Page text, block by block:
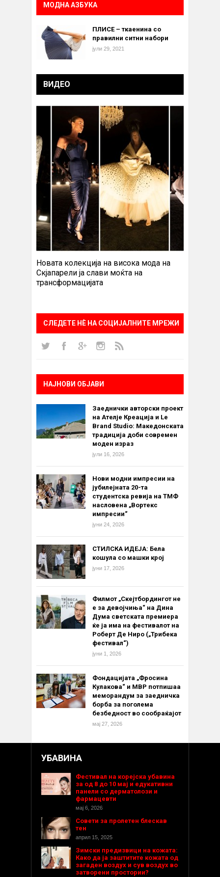
МОДНА АЗБУКА
ПЛИСЕ – ткаенина со
правилни ситни набори
јули 29, 2021
ВИДЕО
Новата колекција на висока мода на
Скјапарели ја слави моќта на
трансформацијата
СЛЕДЕТЕ НÈ НА СОЦИЈАЛНИТЕ МРЕЖИ
НАЈНОВИ ОБЈАВИ
Заеднички авторски проект
на Ателје Креација и Le
Brand Studio: Македонската
традиција доби современ
моден израз
јули 16, 2026
Нови модни импресии на
јубилејната 20-та
студентска ревија на ТМФ
насловена „Вортекс
импресии“
јуни 24, 2026
СТИЛСКА ИДЕЈА: Бела
кошула со машки крој
јуни 17, 2026
Филмот „Скејтбордингот не
е за девојчиња“ на Дина
Дума светската премиера
ќе ја има на фестивалот на
Роберт Де Ниро („Трибека
фестивал“)
јуни 1, 2026
Фондацијата „Фросина
Кулакова“ и МВР потпишаа
меморандум за заедничка
борба за поголема
безбедност во сообраќајот
мај 27, 2026
УБАВИНА
Фестивал на корејска убавина
за од 8 до 10 мај и едукативни
панели со дерматолози и
фармацевти
мај 6, 2026
Совети за пролетен блескав
тен
април 15, 2025
Зимски предизвици на кожата:
Како да ја заштитите кожата од
загаден воздух и сув воздух во
затворени простории?